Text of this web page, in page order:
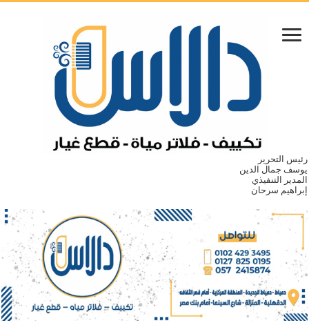
رئيس التحرير
يوسف جمال الدين
المدير التنفيذي
إبراهيم سرحان